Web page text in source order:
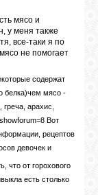
мясо и
у меня также
все-таки я по
не помогает
содержат
белка)чем мясо -
арахис,
Вот
рецептов
девочек и
что от горохового
есть столько